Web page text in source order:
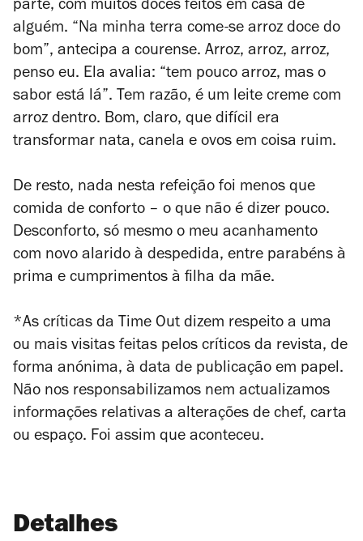
parte, com muitos doces feitos em casa de
alguém. “Na minha terra come-se arroz doce do
bom”, antecipa a courense. Arroz, arroz, arroz,
penso eu. Ela avalia: “tem pouco arroz, mas o
sabor está lá”. Tem razão, é um leite creme com
arroz dentro. Bom, claro, que difícil era
transformar nata, canela e ovos em coisa ruim.
De resto, nada nesta refeição foi menos que
comida de conforto – o que não é dizer pouco.
Desconforto, só mesmo o meu acanhamento
com novo alarido à despedida, entre parabéns à
prima e cumprimentos à filha da mãe.
*As críticas da Time Out dizem respeito a uma
ou mais visitas feitas pelos críticos da revista, de
forma anónima, à data de publicação em papel.
Não nos responsabilizamos nem actualizamos
informações relativas a alterações de chef, carta
ou espaço. Foi assim que aconteceu.
Detalhes